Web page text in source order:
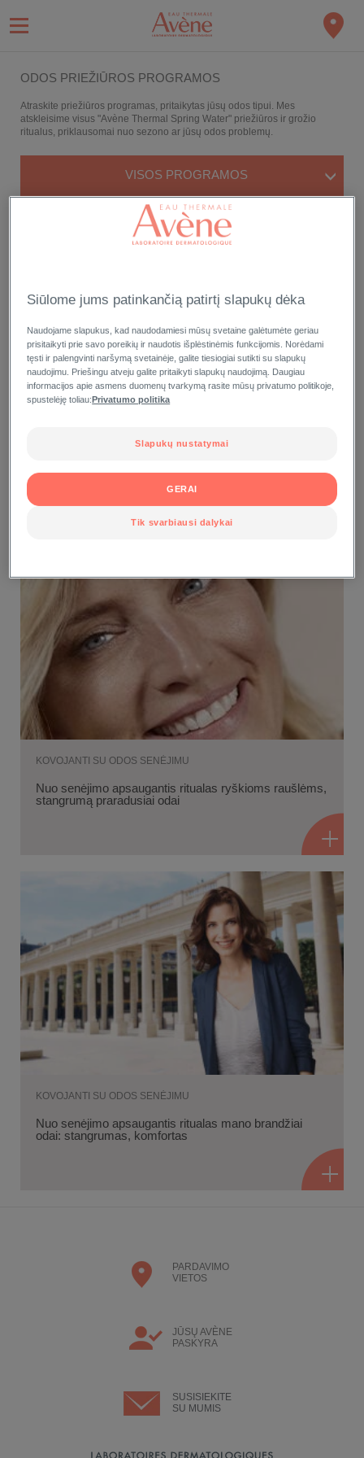
ODOS PRIEŽIŪROS PROGRAMOS
Atraskite priežiūros programas, pritaikytas jūsų odos tipui. Mes
atskleisime visus "Avène Thermal Spring Water" priežiūros ir grožio
ritualus, priklausomai nuo sezono ar jūsų odos problemų.
VISOS PROGRAMOS
KOVOJANTI SU ODOS SENĖJIMU
KOVOJANTI SU ODOS SENĖJIMU
Nuo senėjimo apsaugantis ritualas ryškioms raušlėms,
stangrumą praradusiai odai
KOVOJANTI SU ODOS SENĖJIMU
Nuo senėjimo apsaugantis ritualas mano brandžiai
odai: stangrumas, komfortas
PARDAVIMO
VIETOS
JŪSŲ AVÈNE
PASKYRA
SUSISIEKITE
SU MUMIS
Siūlome jums patinkančią patirtį slapukų dėka
Naudojame slapukus, kad naudodamiesi mūsų svetaine galėtumėte geriau
prisitaikyti prie savo poreikių ir naudotis išplėstinėmis funkcijomis. Norėdami
tęsti ir palengvinti naršymą svetainėje, galite tiesiogiai sutikti su slapukų
naudojimu. Priešingu atveju galite pritaikyti slapukų naudojimą. Daugiau
informacijos apie asmens duomenų tvarkymą rasite mūsų privatumo politikoje,
spustelėję toliau:Privatumo politika
Slapukų nustatymai
Tik svarbiausi dalykai
GERAI